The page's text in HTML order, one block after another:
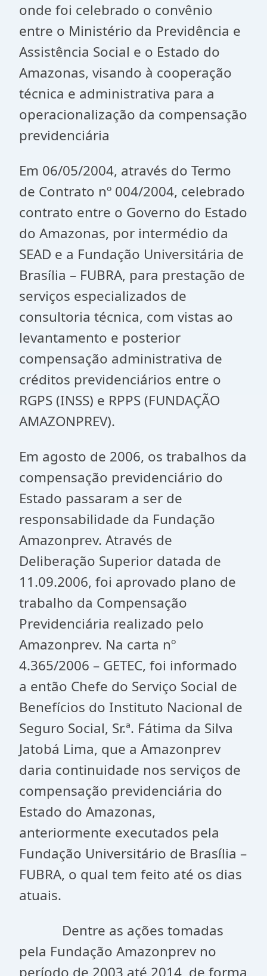
onde foi celebrado o convênio
entre o Ministério da Previdência e
Assistência Social e o Estado do
Amazonas, visando à cooperação
técnica e administrativa para a
operacionalização da compensação
previdenciária
Em 06/05/2004, através do Termo
de Contrato nº 004/2004, celebrado
contrato entre o Governo do Estado
do Amazonas, por intermédio da
SEAD e a Fundação Universitária de
Brasília – FUBRA, para prestação de
serviços especializados de
consultoria técnica, com vistas ao
levantamento e posterior
compensação administrativa de
créditos previdenciários entre o
RGPS (INSS) e RPPS (FUNDAÇÃO
AMAZONPREV).
Em agosto de 2006, os trabalhos da
compensação previdenciário do
Estado passaram a ser de
responsabilidade da Fundação
Amazonprev. Através de
Deliberação Superior datada de
11.09.2006, foi aprovado plano de
trabalho da Compensação
Previdenciária realizado pelo
Amazonprev. Na carta nº
4.365/2006 – GETEC, foi informado
a então Chefe do Serviço Social de
Benefícios do Instituto Nacional de
Seguro Social, Sr.ª. Fátima da Silva
Jatobá Lima, que a Amazonprev
daria continuidade nos serviços de
compensação previdenciária do
Estado do Amazonas,
anteriormente executados pela
Fundação Universitário de Brasília –
FUBRA, o qual tem feito até os dias
atuais.
Dentre as ações tomadas
pela Fundação Amazonprev no
período de 2003 até 2014, de forma